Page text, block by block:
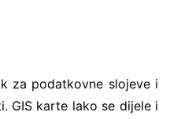
za podatkovne slojeve i
GIS karte lako se dijele i